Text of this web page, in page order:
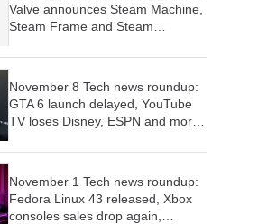
Valve announces Steam Machine,
Steam Frame and Steam
is coming to consoles and mobile
to be optional
November 8 Tech news roundup:
GTA 6 launch delayed, YouTube
TV loses Disney, ESPN and more,
continue
November 1 Tech news roundup:
Fedora Linux 43 released, Xbox
consoles sales drop again,